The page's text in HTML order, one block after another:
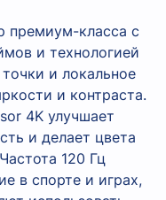
премиум-класса с
и технологией
и локальное
и контраста.
4K улучшает
и делает цвета
120 Гц
в спорте и играх,